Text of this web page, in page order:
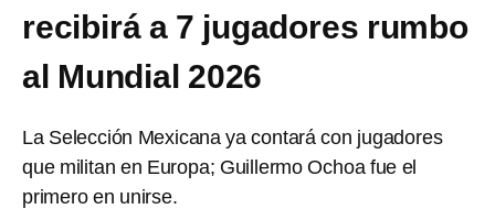
recibirá a 7 jugadores rumbo
al Mundial 2026
La Selección Mexicana ya contará con jugadores
que militan en Europa; Guillermo Ochoa fue el
primero en unirse.